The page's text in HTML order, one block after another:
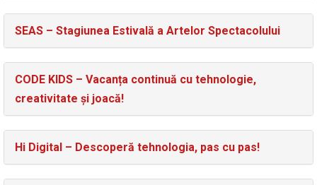
SEAS – Stagiunea Estivală a Artelor Spectacolului
CODE KIDS – Vacanța continuă cu tehnologie,
creativitate și joacă!
Hi Digital – Descoperă tehnologia, pas cu pas!